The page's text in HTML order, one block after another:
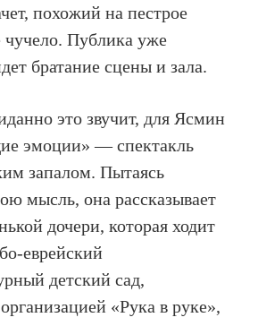
похожий на пестрое
чучело. Публика уже
братание сцены и зала.
это звучит, для Ясмин
эмоции» — спектакль
запалом. Пытаясь
мысль, она рассказывает
дочери, которая ходит
еврейский
детский сад,
«Рука в руке»,